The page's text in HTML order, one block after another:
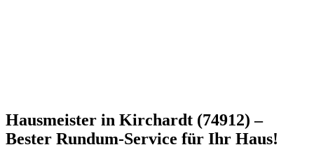
Hausmeister in Kirchardt (74912) –
Bester Rundum-Service für Ihr Haus!